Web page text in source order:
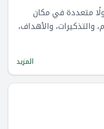
متعددة في مكان
والتذكيرات، والأهداف،
وغيرها.
المزيد